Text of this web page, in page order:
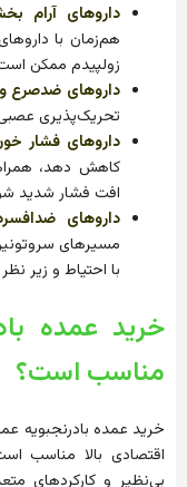
داروهای آرام
هم‌زمان با
زولپیدم ممکن
داروهای ضدصرع
تحریک‌پذیری
داروهای فشار
کاهش دهد،
افت فشار شدید
داروهای
مسیرهای
با احتیاط و زیر
خرید عمده
مناسب است؟
خرید عمده بادرنجبویه
اقتصادی بالا مناسب
بی‌نظیر و کارکردهای